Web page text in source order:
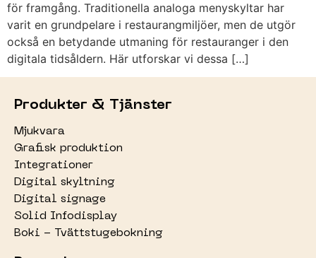
för framgång. Traditionella analoga menyskyltar har
varit en grundpelare i restaurangmiljöer, men de utgör
också en betydande utmaning för restauranger i den
digitala tidsåldern. Här utforskar vi dessa […]
Produkter & Tjänster
Mjukvara
Grafisk produktion
Integrationer
Digital skyltning
Digital signage
Solid Infodisplay
Boki - Tvättstugebokning